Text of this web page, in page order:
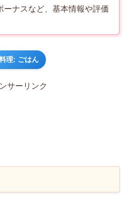
ーナスなど、基本情報や評価
理: ごはん
サーリンク